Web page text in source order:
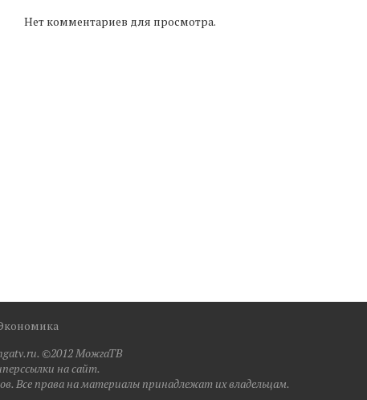
Нет комментариев для просмотра.
©2012 МожгаТВ
на сайт.
Все права на материалы принадлежат их владельцам.